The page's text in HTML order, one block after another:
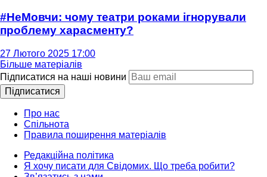
#НеМовчи: чому театри роками ігнорували
проблему харасменту?
27 Лютого 2025 17:00
Більше матеріалів
Підписатися на наші новини
Підписатися
Про нас
Спільнота
Правила поширення матеріалів
Редакційна політика
Я хочу писати для Свідомих. Що треба робити?